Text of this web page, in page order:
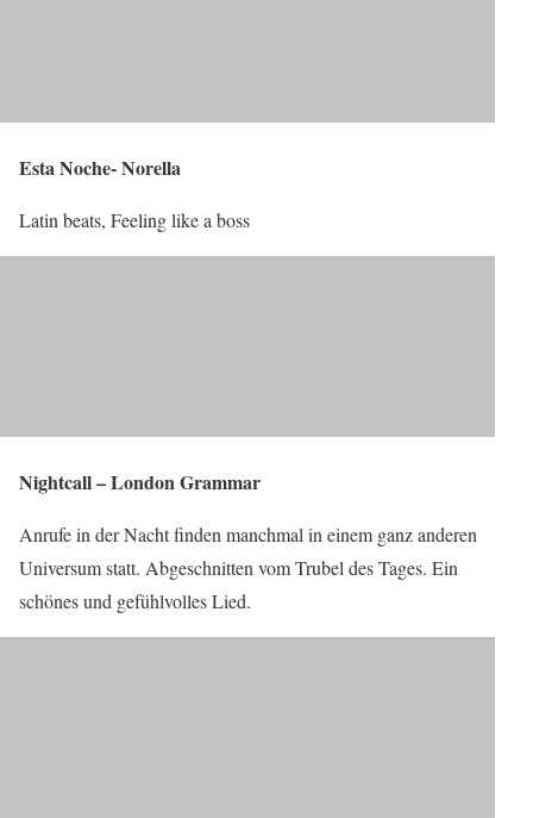
Esta Noche- Norella
Latin beats, Feeling like a boss
Nightcall – London Grammar
Anrufe in der Nacht finden manchmal in einem ganz anderen
Universum statt. Abgeschnitten vom Trubel des Tages. Ein
schönes und gefühlvolles Lied.